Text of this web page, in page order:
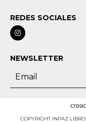
REDES SOCIALES
NEWSLETTER
COPYRIGHT INPAZ